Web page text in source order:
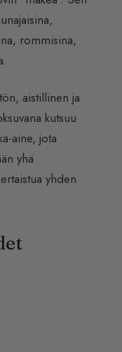
rommisina,
aistillinen ja
kutsuu
aine, jota
yhä
yhden